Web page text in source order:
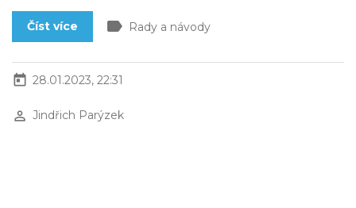
Číst více label Rady a návody
today 28.01.2023, 22:31
perm_identity Jindřich Parýzek